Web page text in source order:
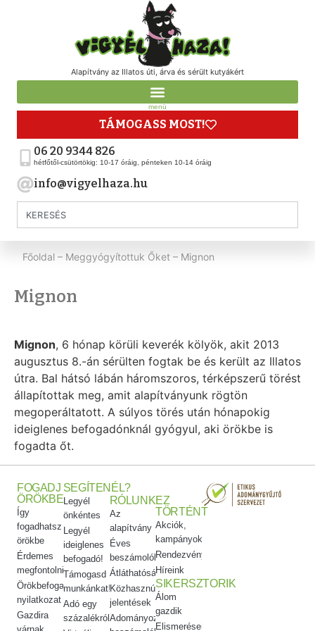
Alapítvány az Illatos úti, árva és sérült kutyákért
menü
TÁMOGASS MOST!
06 20 9344 826
hétfőtől-csütörtökig: 10-17 óráig, pénteken 10-14 óráig
info@vigyelhaza.hu
Főoldal – Meggyógyítottuk Őket – Mignon
Mignon
Mignon, 6 hónap körüli keverék kölyök, akit 2013
augusztus 8.-án sérülten fogtak be és került az Illatos
útra. Bal hátsó lábán háromszoros, térképszerű törést
állapítottak meg, amit alapítványunk rögtön
megoperáltatott. A súlyos törés után hónapokig
ideiglenes befogadónknál gyógyul, aki örökbe is
fogadta őt.
FOGADJ
ÖRÖKBE
Így
fogadhatsz
örökbe
Érdemes
megfontolni
Örökbefogadói
nyilatkozat
Gazdira
SEGÍTENÉL?
Legyél
önkéntes
Legyél
ideiglenes
befogadó!
Támogasd
munkánkat!
Adó egy
százalékról
RÓLUNK
Az
alapítvány
Éves
beszámolók
Átláthatóság
Közhasznúsági
jelentések
Adományozási
EZ
TÖRTÉNT
Akciók,
kampányok
Rendezvényeink
Híreink
SIKERSZTORIK
Álom
gazdik
Elismeréseink